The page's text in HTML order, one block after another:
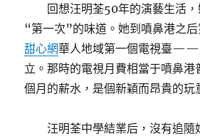
回想汪明荃50年的演藝生活，
“第一次”的味道。她到噴鼻港之
甜心網華人地域第一個電視臺——
立。那時的電視月費相當于噴鼻港
個月的薪水，是個新穎而昂貴的玩
汪明荃中學結業后，沒有追隨